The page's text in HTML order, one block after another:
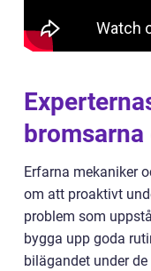
Erfarna mekaniker
om att proaktivt
problem som
bygga upp goda
bilägandet under